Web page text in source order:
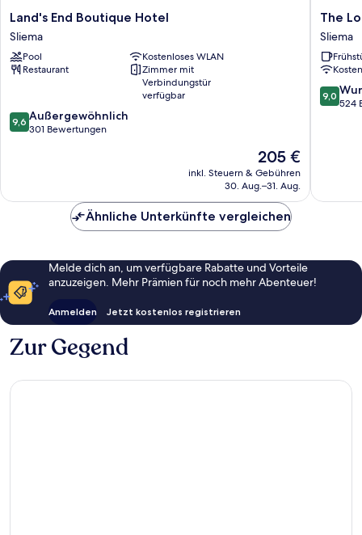
Land's
End
Boutique
Hotel
Sliema
Land's End Boutique Hotel
Sliema
Pool
Kostenloses WLAN
Restaurant
Zimmer mit
Verbindungstür
verfügbar
9.6
von
9,6 Außergewöhnlich
301 Bewertungen
Der
Preis
beträgt
205 €
inkl. Steuern & Gebühren
30. Aug.–31. Aug.
The
Hotel
Sliema
Sliema
The
Sliema
9.0
von
9,0
524
Ähnliche Unterkünfte vergleichen
Melde dich an, um verfügbare Rabatte und Vorteile
anzuzeigen. Mehr Prämien für noch mehr Abenteuer!
Anmelden Jetzt kostenlos registrieren
Zur Gegend